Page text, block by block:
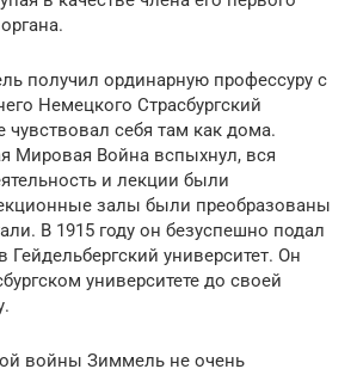
получил ординарную профессуру с
Немецкого Страсбургский
чувствовал себя там как дома.
Мировая Война вспыхнул, вся
и лекции были
залы были преобразованы
В 1915 году он безуспешно подал
Гейдельбергский университет. Он
университете до своей
войны Зиммель не очень